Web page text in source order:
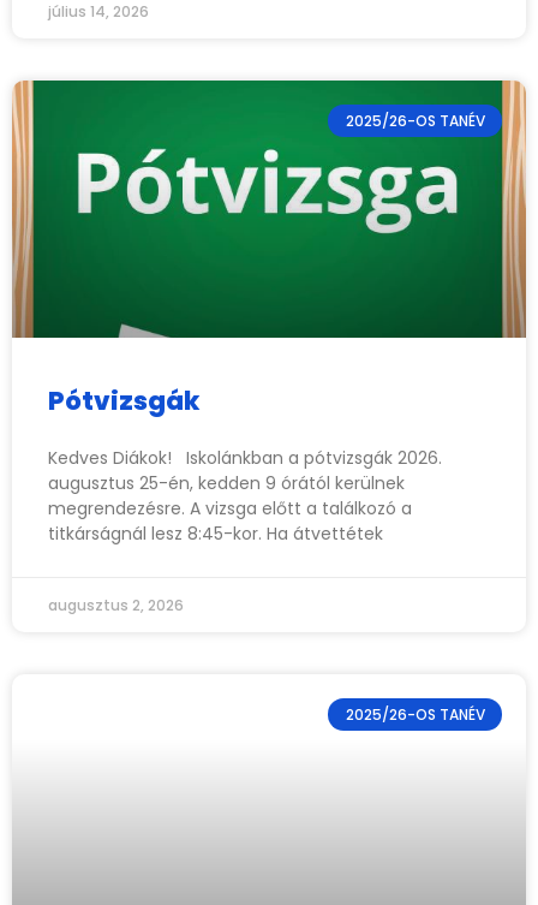
július 14, 2026
2025/26-OS TANÉV
Pótvizsgák
Kedves Diákok! Iskolánkban a pótvizsgák 2026.
augusztus 25-én, kedden 9 órától kerülnek
megrendezésre. A vizsga előtt a találkozó a
titkárságnál lesz 8:45-kor. Ha átvettétek
augusztus 2, 2026
2025/26-OS TANÉV